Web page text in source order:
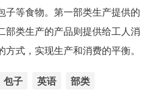
子等食物。第一部类生产提供的
部类生产的产品则提供给工人消
式，实现生产和消费的平衡。
包子 英语 部类